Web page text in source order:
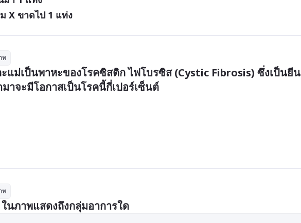
X ขาดไป 1 แท่ง
ท
แม่เป็นพาหะของโรคซิสติก ไฟโบรซิส (Cystic Fibrosis) ซึ่งเป็นยีน
าจะมีโอกาสเป็นโรคนี้กี่เปอร์เซ็นต์
ท
นภาพแสดงถึงกลุ่มอาการใด